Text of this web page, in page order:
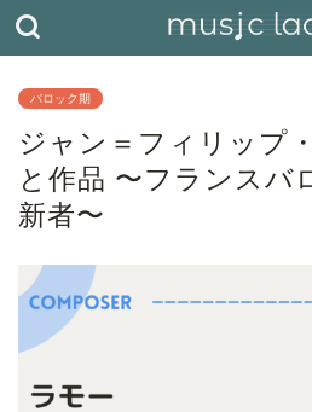
バロック期
ジャン＝フィリップ
と作品 〜フランスバ
新者〜